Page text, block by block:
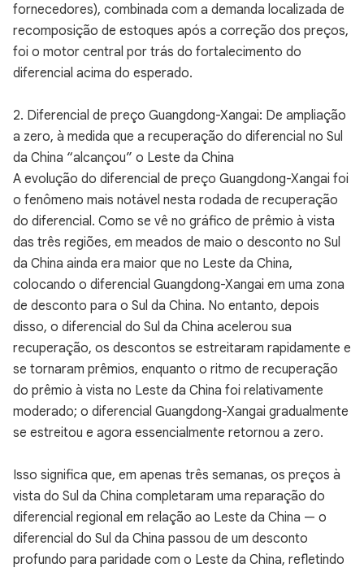
fornecedores), combinada com a demanda localizada de
recomposição de estoques após a correção dos preços,
foi o motor central por trás do fortalecimento do
diferencial acima do esperado.
2. Diferencial de preço Guangdong-Xangai: De ampliação
a zero, à medida que a recuperação do diferencial no Sul
da China “alcançou” o Leste da China
A evolução do diferencial de preço Guangdong-Xangai foi
o fenômeno mais notável nesta rodada de recuperação
do diferencial. Como se vê no gráfico de prêmio à vista
das três regiões, em meados de maio o desconto no Sul
da China ainda era maior que no Leste da China,
colocando o diferencial Guangdong-Xangai em uma zona
de desconto para o Sul da China. No entanto, depois
disso, o diferencial do Sul da China acelerou sua
recuperação, os descontos se estreitaram rapidamente e
se tornaram prêmios, enquanto o ritmo de recuperação
do prêmio à vista no Leste da China foi relativamente
moderado; o diferencial Guangdong-Xangai gradualmente
se estreitou e agora essencialmente retornou a zero.
Isso significa que, em apenas três semanas, os preços à
vista do Sul da China completaram uma reparação do
diferencial regional em relação ao Leste da China — o
diferencial do Sul da China passou de um desconto
profundo para paridade com o Leste da China, refletindo